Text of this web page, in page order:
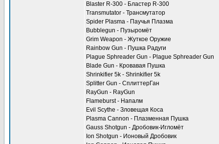
Blaster R-300 - Бластер R-300
Transmutator - Трансмутатор
Spider Plasma - Паучья Плазма
Bubblegun - Пузыромёт
Grim Weapon - Жуткое Оружие
Rainbow Gun - Пушка Радуги
Plague Sphreader Gun - Plague Sphreader Gun
Blade Gun - Кровавая Пушка
Shrinkifier 5k - Shrinkifier 5k
Splitter Gun - СплиттерГан
RayGun - RayGun
Flameburst - Напалм
Evil Scythe - Зловещая Коса
Plasma Cannon - Плазменная Пушка
Gauss Shotgun - Дробовик-Игломёт
Ion Shotgun - Ионовый Дробовик